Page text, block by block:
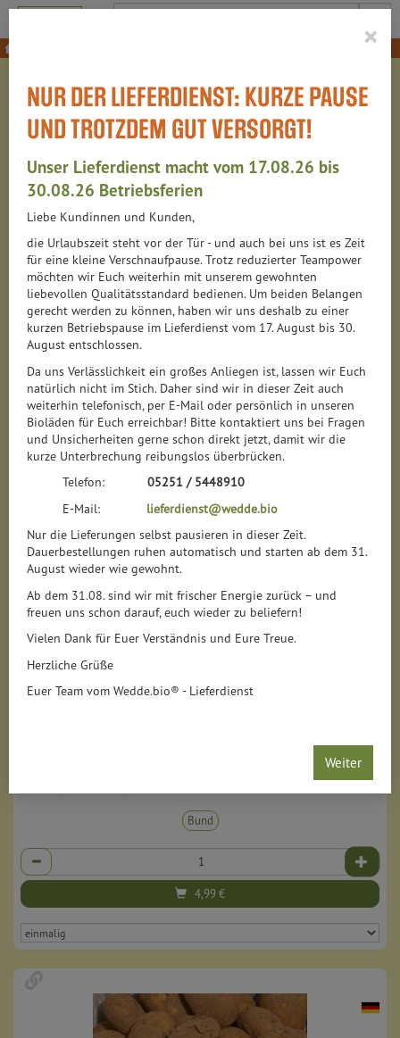
Produkt
×
NUR DER LIEFERDIENST: KURZE PAUSE
UND TROTZDEM GUT VERSORGT!
Unser Lieferdienst macht vom 17.08.26 bis
30.08.26 Betriebsferien
Liebe Kundinnen und Kunden,
die Urlaubszeit steht vor der Tür - und auch bei uns ist es Zeit
für eine kleine Verschnaufpause. Trotz reduzierter Teampower
möchten wir Euch weiterhin mit unserem gewohnten
liebevollen Qualitätsstandard bedienen. Um beiden Belangen
gerecht werden zu können, haben wir uns deshalb zu einer
kurzen Betriebspause im Lieferdienst vom 17. August bis 30.
August entschlossen.
Da uns Verlässlichkeit ein großes Anliegen ist, lassen wir Euch
natürlich nicht im Stich. Daher sind wir in dieser Zeit auch
weiterhin telefonisch, per E-Mail oder persönlich in unseren
Bioläden für Euch erreichbar! Bitte kontaktiert uns bei Fragen
und Unsicherheiten gerne schon direkt jetzt, damit wir die
kurze Unterbrechung reibungslos überbrücken.
Telefon: 05251 / 5448910
E-Mail: lieferdienst@wedde.bio
Nur die Lieferungen selbst pausieren in dieser Zeit.
Dauerbestellungen ruhen automatisch und starten ab dem 31.
August wieder wie gewohnt.
Ab dem 31.08. sind wir mit frischer Energie zurück – und
freuen uns schon darauf, euch wieder zu beliefern!
Vielen Dank für Euer Verständnis und Eure Treue.
Herzliche Grüße
Euer Team vom Wedde.bio® - Lieferdienst
Weiter
KARTOFFELN, KAROTTEN
& CO. 23 VON 6313
12
Hersteller Ernährung Allergene
Bund
Anzahl
4,99€